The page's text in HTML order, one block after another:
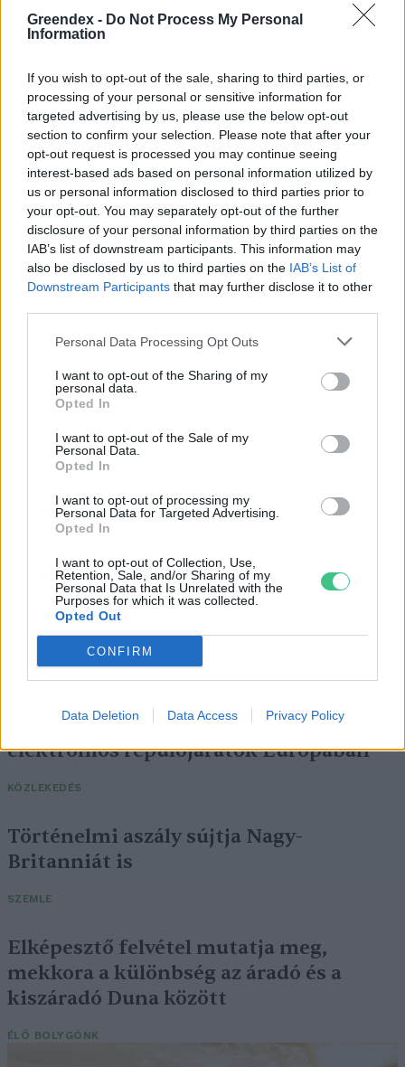
Greendex - Do Not Process My Personal
Information
If you wish to opt-out of the sale, sharing to third parties, or
processing of your personal or sensitive information for
targeted advertising by us, please use the below opt-out
section to confirm your selection. Please note that after your
opt-out request is processed you may continue seeing
interest-based ads based on personal information utilized by
us or personal information disclosed to third parties prior to
your opt-out. You may separately opt-out of the further
disclosure of your personal information by third parties on the
IAB’s list of downstream participants. This information may
also be disclosed by us to third parties on the IAB’s List of
Downstream Participants that may further disclose it to other
Personal Data Processing Opt Outs
I want to opt-out of the Sharing of my
personal data.
Opted In
I want to opt-out of the Sale of my
Personal Data.
Opted In
I want to opt-out of processing my
Personal Data for Targeted Advertising.
Opted In
I want to opt-out of Collection, Use,
Retention, Sale, and/or Sharing of my
Personal Data that Is Unrelated with the
Purposes for which it was collected.
Opted Out
CONFIRM
Data Deletion Data Access Privacy Policy
Magyarország tele van gyönyörű növényekkel, így arborétumokkal
is. A jó idő beköszöntével érdemes minél többet felkeresni.
Születésnapi programokkal várja a
hétvégén a közönséget a 160 éves
Fővárosi Állatkert
Szedd magad őszibarack: itt vannak
SZEMLE
Négy éven belül valósággá válhatnak az
elektromos repülőjáratok Európában
KÖZLEKEDÉS
Történelmi aszály sújtja Nagy-
Britanniát is
SZEMLE
Elképesztő felvétel mutatja meg,
mekkora a különbség az áradó és a
kiszáradó Duna között
ÉLŐ BOLYGÓNK